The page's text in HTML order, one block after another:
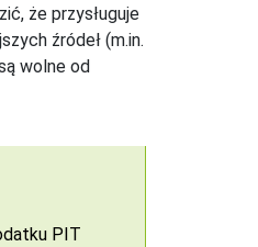
że przysługuje
źródeł (m.in.
wolne od
PIT